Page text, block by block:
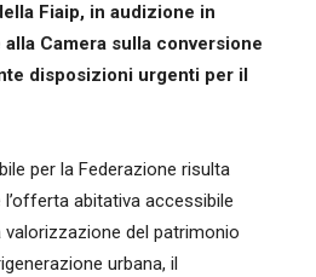
Fiaip, in audizione in
Camera sulla conversione
disposizioni urgenti per il
per la Federazione risulta
l’offerta abitativa accessibile
del patrimonio
urbana, il